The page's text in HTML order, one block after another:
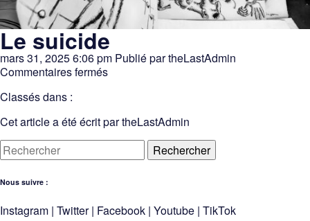
Le suicide
mars 31, 2025 6:06 pm Publié partheLastAdmin
Commentaires ferméssur
Classés dans :
Cet article a été écrit par theLastAdmin
Rechercher
Nous suivre :
Instagram | Twitter| Facebook | Youtube | TikTok